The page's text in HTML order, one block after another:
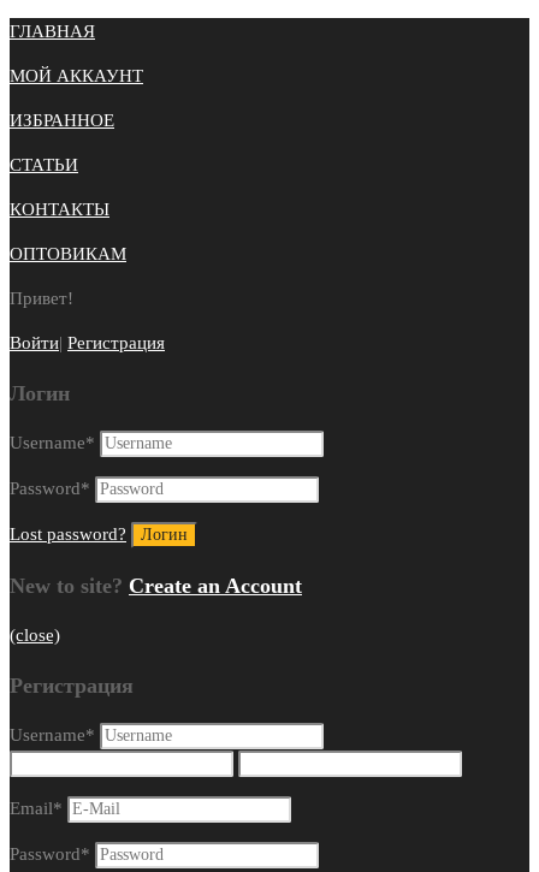
ГЛАВНАЯ
МОЙ АККАУНТ
ИЗБРАННОЕ
СТАТЬИ
КОНТАКТЫ
ОПТОВИКАМ
Привет!
Войти| Регистрация
Логин
Username*
Password*
Lost password?
New to site? Create an Account
(close)
Регистрация
Username*
Email*
Password*